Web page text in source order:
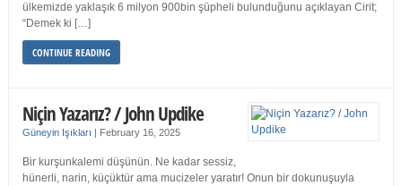
ülkemizde yaklaşık 6 milyon 900bin şüpheli bulunduğunu açıklayan Cirit;
“Demek ki […]
CONTINUE READING
Niçin Yazarız? / John Updike
Güneyin Işıkları | February 16, 2025
Bir kurşunkalemi düşünün. Ne kadar sessiz,
hünerli, narin, küçüktür ama mucizeler yaratır! Onun bir dokunuşuyla